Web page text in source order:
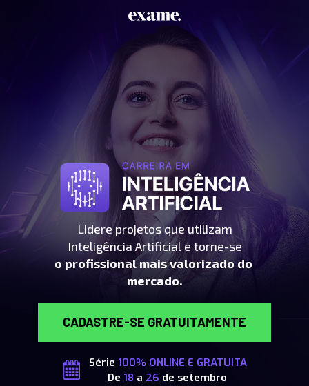
Lidere projetos que utilizam
Inteligência Artificial e torne-se
o profissional mais valorizado do
mercado.
Série 100% ONLINE E GRATUITA
De 18 a 26 de setembro
CADASTRE-SE GRATUITAMENTE